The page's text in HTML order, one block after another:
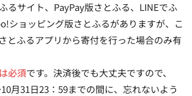
るサイト、PayPay版さとふる、LINEでふ
ショッピング版さとふるがありますが、こ
とふるアプリから寄付を行った場合のみ有
必須です。決済後でも大丈夫ですので、
月31日23：59までの間に、忘れないよう